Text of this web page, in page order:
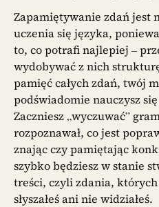
Zapamiętywanie zdań jest
uczenia się języka,
to, co potrafi najlepiej –
wydobywać z nich
pamięć całych zdań, twój
podświadomie nauczysz
Zaczniesz „wyczuwać”
rozpoznawał, co jest
znając czy pamiętając
szybko będziesz w stanie
treści, czyli zdania,
słyszałeś ani nie widziałeś.